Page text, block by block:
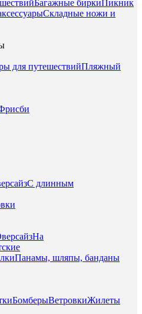
Багажные биркиПикник
Складные ножи и
для путешествийПляжный
С длинным
На
Панамы, шляпы, банданы
БомберыВетровкиЖилеты